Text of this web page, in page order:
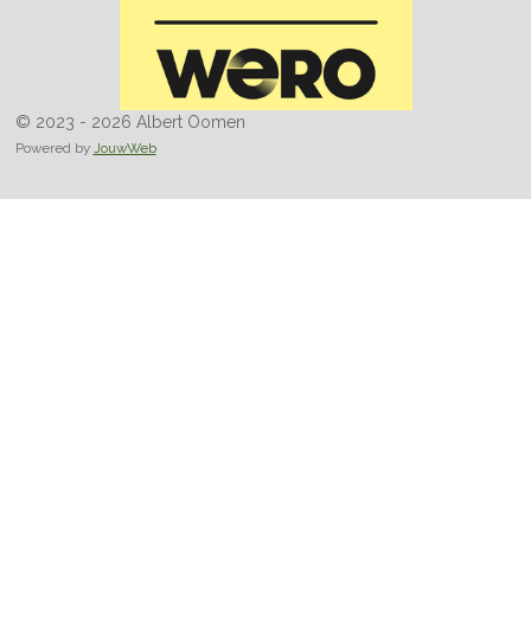
© 2023 - 2026 Albert Oomen
Powered by JouwWeb